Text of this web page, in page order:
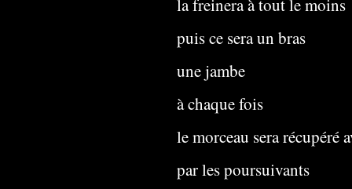
la freinera à tout le moins
puis ce sera un bras
une jambe
à chaque fois
le morceau sera récupéré
par les poursuivants